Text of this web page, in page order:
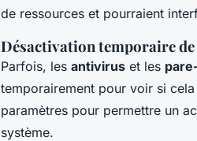
de ressources et pourraient
Désactivation temporaire
Parfois, les antivirus et les
temporairement pour voir si
paramètres pour permettre un
système.